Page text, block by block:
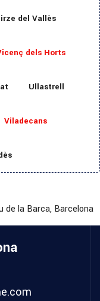
del Vallès
dels Horts
Ullastrell
Viladecans
de la Barca, Barcelona